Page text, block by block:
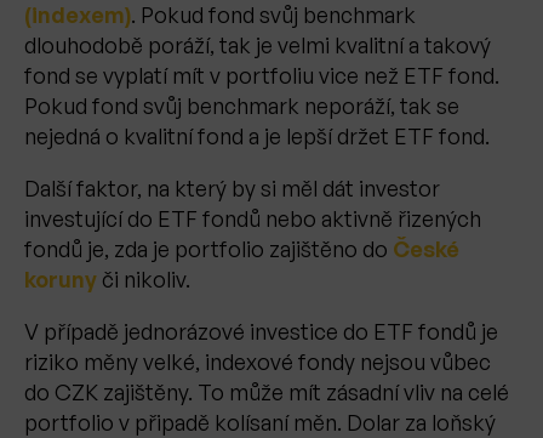
(indexem). Pokud fond svůj benchmark
dlouhodobě poráží, tak je velmi kvalitní a takový
fond se vyplatí mít v portfoliu vice než ETF fond.
Pokud fond svůj benchmark neporáží, tak se
nejedná o kvalitní fond a je lepší držet ETF fond.
Další faktor, na který by si měl dát investor
investující do ETF fondů nebo aktivně řizených
fondů je, zda je portfolio zajištěno do České
koruny či nikoliv.
V případě jednorázové investice do ETF fondů je
riziko měny velké, indexové fondy nejsou vůbec
do CZK zajištěny. To může mít zásadní vliv na celé
portfolio v připadě kolísaní měn. Dolar za loňský